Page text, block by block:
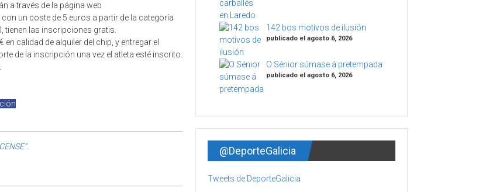
a través de la página web
un coste de 5 euros a partir de la categoría
tienen las inscripciones gratis.
calidad de alquiler del chip, y entregar el
de la inscripción una vez el atleta esté inscrito.
142 bos motivos de ilusión
publicado el agosto 6, 2026
O Sénior súmase á pretempada
publicado el agosto 6, 2026
@DeporteGalicia
Tweets de DeporteGalicia